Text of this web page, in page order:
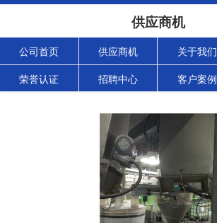
供应商机
公司首页 供应商机 关于我们
荣誉认证 招聘中心 客户案例